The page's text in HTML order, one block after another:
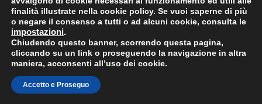
finalità illustrate nella cookie policy. Se vuoi saperne di più
o negare il consenso a tutti o ad alcuni cookie, consulta le
impostazioni.
Chiudendo questo banner, scorrendo questa pagina,
cliccando su un link o proseguendo la navigazione in altra
maniera, acconsenti all’uso dei cookie.
Accetto e Proseguo